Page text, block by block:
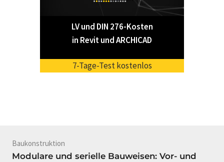
LV und DIN 276-Kosten
in Revit und ARCHICAD
7-Tage-Test kostenlos
Baukonstruktion
Modulare und serielle Bauweisen: Vor- und